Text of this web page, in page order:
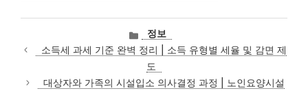
카
테
고
리
정보
소득세 과세 기준 완벽 정리 | 소득 유형별 세율 및 감면 제
도
대상자와 가족의 시설입소 의사결정 과정 | 노인요양시설